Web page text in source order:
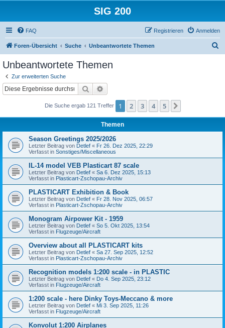
SIG 200
FAQ Anmelden
Registrieren
Foren-Übersicht Suche Unbeantwortete Themen
Unbeantwortete Themen
Zur erweiterten Suche
Suche
Die Suche ergab 121 Treffer 1 2 3 4 5
Themen
Season Greetings 2025/2026
Letzter Beitrag von Detlef « Fr 26. Dez 2025, 22:29
Verfasst in Sonstiges/Miscellaneous
IL-14 model VEB Plasticart 87 scale
Letzter Beitrag von Detlef « Sa 6. Dez 2025, 15:13
Verfasst in Plasticart-Zschopau-Archiv
PLASTICART Exhibition & Book
Letzter Beitrag von Detlef « Fr 28. Nov 2025, 06:57
Verfasst in Plasticart-Zschopau-Archiv
Monogram Airpower Kit - 1959
Letzter Beitrag von Detlef « So 5. Okt 2025, 13:54
Verfasst in Flugzeuge/Aircraft
Overview about all PLASTICART kits
Letzter Beitrag von Detlef « Sa 27. Sep 2025, 12:52
Verfasst in Plasticart-Zschopau-Archiv
Recognition models 1:200 scale - in PLASTIC
Letzter Beitrag von Detlef « Do 4. Sep 2025, 23:12
Verfasst in Flugzeuge/Aircraft
1:200 scale - here Dinky Toys-Meccano & more
Letzter Beitrag von Detlef « Mi 3. Sep 2025, 11:26
Verfasst in Flugzeuge/Aircraft
Konvolut 1:200 Airplanes